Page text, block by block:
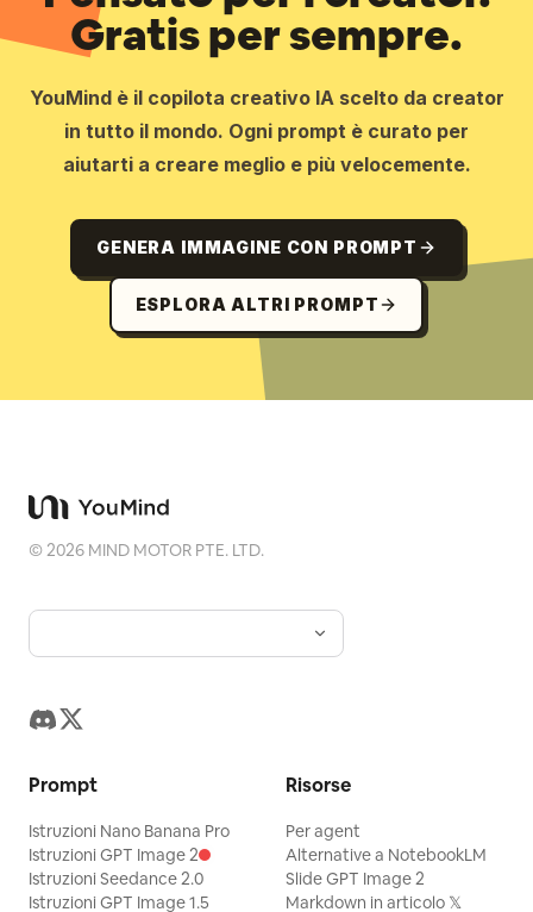
Gratis per sempre.
YouMind è il copilota creativo IA scelto da creator
in tutto il mondo. Ogni prompt è curato per
aiutarti a creare meglio e più velocemente.
GENERA IMMAGINE CON PROMPT
ESPLORA ALTRI PROMPT
©2026 MIND MOTOR PTE. LTD.
Prompt
Istruzioni Nano Banana Pro
Istruzioni GPT Image 2
Istruzioni Seedance 2.0
Istruzioni GPT Image 1.5
Risorse
Per agent
Alternative a NotebookLM
Slide GPT Image 2
Markdown in articolo 𝕏